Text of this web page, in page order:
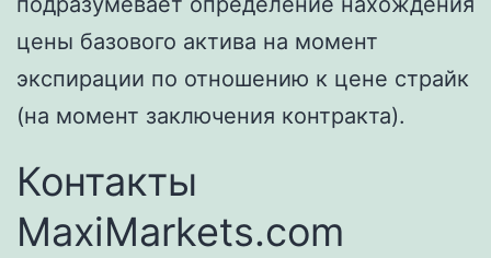
цены базового актива на момент
экспирации по отношению к цене страйк
(на момент заключения контракта).
Контакты
MaxiMarkets.com